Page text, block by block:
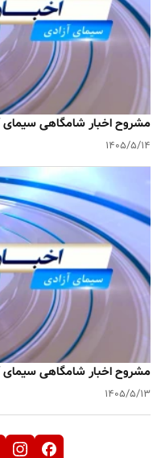
مشروح اخبار شامگاهی سیمای
۱۴۰۵/۵/۱۴
مشروح اخبار شامگاهی سیمای
۱۴۰۵/۵/۱۳